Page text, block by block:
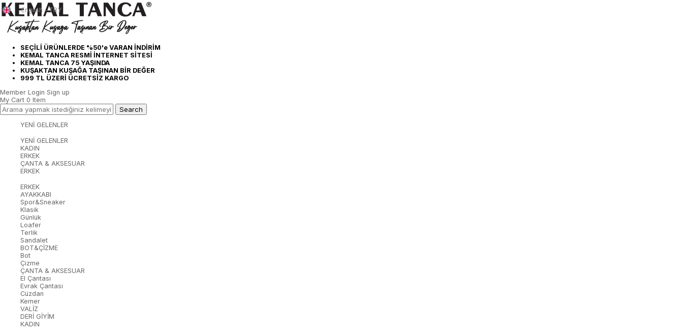
SEÇİLİ ÜRÜNLERDE %50'e VARAN İNDİRİM
KEMAL TANCA RESMİ İNTERNET SİTESİ
KEMAL TANCA 75 YAŞINDA
KUŞAKTAN KUŞAĞA TAŞINAN BİR DEĞER
999 TL ÜZERİ ÜCRETSİZ KARGO
English - TRY
Member Login Sign up
My Cart 0 Item
YENİ GELENLER
YENİ GELENLER
KADIN
ERKEK
ÇANTA & AKSESUAR
ERKEK
ERKEK
AYAKKABI
Spor&Sneaker
Klasik
Günlük
Loafer
Terlik
Sandalet
BOT&ÇİZME
Bot
Çizme
ÇANTA & AKSESUAR
El Çantası
Evrak Çantası
Cüzdan
Kemer
VALİZ
DERİ GİYİM
KADIN